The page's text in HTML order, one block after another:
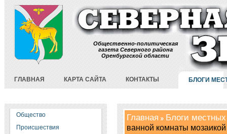
Общественно-политическая
газета Северного района
Оренбургской области
ГЛАВНАЯ КАРТА САЙТА КОНТАКТЫ БЛОГИ
Общество
Происшествия
Главная Блоги
ванной комнаты мозаикой